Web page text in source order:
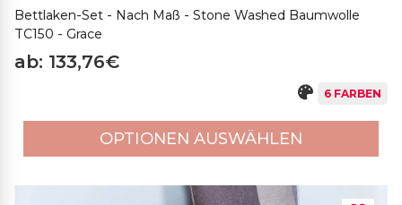
Bettlaken-Set - Nach Maß - Stone Washed Baumwolle
TC150 - Grace
ab: 133,76€
6 FARBEN
OPTIONEN AUSWÄHLEN